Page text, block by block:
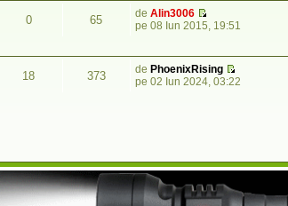
0 65 de Alin3006
pe 08 Iun 2015, 19:51
18 373 de PhoenixRising
pe 02 Iun 2024, 03:22